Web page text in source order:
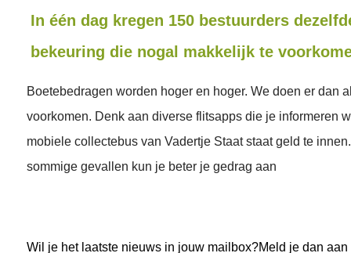
In één dag kregen 150 bestuurders
bekeuring die nogal makkelijk te
Boetebedragen worden hoger en hoger. We doen er dan
voorkomen. Denk aan diverse flitsapps die je informeren
mobiele collectebus van Vadertje Staat staat geld te
sommige gevallen kun je beter je gedrag aan
Wil je het laatste nieuws in jouw mailbox?Meld je dan aan